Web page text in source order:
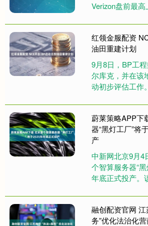
Verizon盘前最
红领金服配资
油田重建计划
9月8日，BP工
尔库克，并在该
动初步评估工作
动是BP与当地
蔚莱策略APP下
器“黑灯工厂”将
产
中新网北京9月4
个智算服务器“
年底正式投产。
行”，标志着北
融创配资官网 江
务”优化法治化